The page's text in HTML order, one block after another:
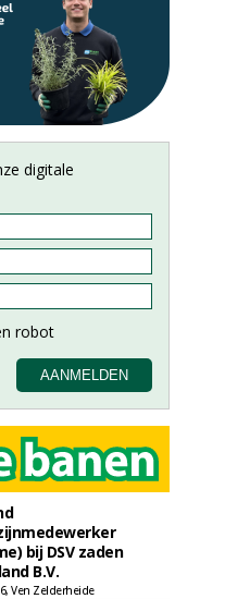
digitale
bij DSV zaden
B.V.
Ven Zelderheide